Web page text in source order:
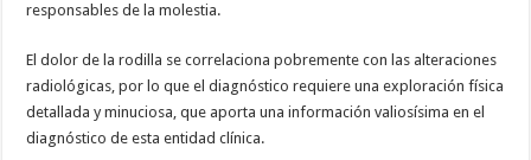
responsables de la molestia.
El dolor de la rodilla se correlaciona pobremente con las alteraciones
radiológicas, por lo que el diagnóstico requiere una exploración física
detallada y minuciosa, que aporta una información valiosísima en el
diagnóstico de esta entidad clínica.